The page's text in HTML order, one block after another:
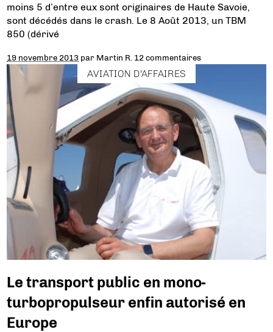
moins 5 d’entre eux sont originaires de Haute Savoie,
sont décédés dans le crash. Le 8 Août 2013, un TBM
850 (dérivé
19 novembre 2013 par Martin R. 12 commentaires
AVIATION D'AFFAIRES
Le transport public en mono-
turbopropulseur enfin autorisé en
Europe